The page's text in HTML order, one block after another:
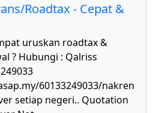
Roadtax - Cepat &
uruskan roadtax &
? Hubungi : Qalriss
60133249033/nakren
setiap negeri.. Quotation